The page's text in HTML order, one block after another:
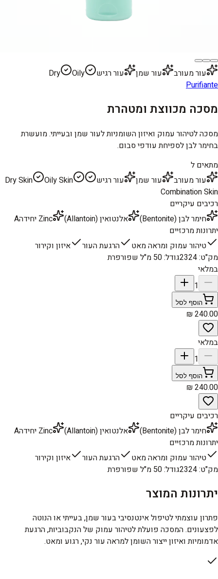
עור מעורב עור שמן עור רגיש Dry
Oily
Purifiante
מסכה מכווצת ומטהרת
מסכה לטיהור עמוק ואיזון השומניות לעור שמן ובעייתי. מועשרת
בחימר לבן לספיחת עודפי סבום.
מתאים ל
עור מעורב
עור שמן עור רגיש Dry Skin
Oily Skin
Combination Skin
רכיבים עיקריים
חימר לבן (Bentonite)
אלנטואין (Allantoin)
Zinc יחידהA
יתרונות מרכזיים
טיהור עמוק ומראה מאט
הרגעת העור
איזון וקירור
מק"ט:
2324גודל:50 מ"ל שפורפרת
במלאי
1
הוסף לסל
במלאי
1
הוסף לסל
רכיבים עיקריים
חימר לבן (Bentonite)
אלנטואין (Allantoin)
Zinc יחידהA
יתרונות מרכזיים
טיהור עמוק ומראה מאט
הרגעת העור
איזון וקירור
מק"ט:
2324גודל:50 מ"ל שפורפרת
יתרונות המוצר
פתרון עוצמתי לטיפול אינטנסיבי בעור שמן, בעייתי או הנוטה
לפצעונים. המסכה פועלת לטיהור עמוק של הנקבוביות, הרגעת
אדמומיות ואיזון ייצור השומן למראה עור נקי, רגוע ומאט.